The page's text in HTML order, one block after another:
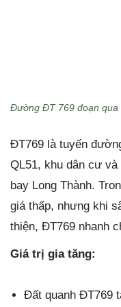
Đường ĐT 769 đoạn qua
ĐT769 là tuyến
QL51, khu dân cư
bay Long Thành.
giá thấp, nhưng khi
thiện, ĐT769 nhanh
Giá trị gia tăng:
Đất quanh ĐT769